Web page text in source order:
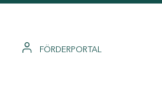
FÖRDERPORTAL